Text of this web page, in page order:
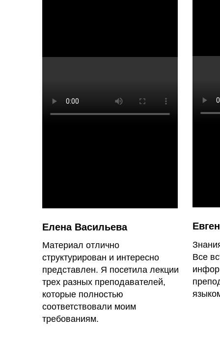
Елена Васильева
Материал отлично
структурирован и интересно
представлен. Я посетила лекции
трех разных преподавателей,
которые полностью
соответствовали моим
требованиям.
Все